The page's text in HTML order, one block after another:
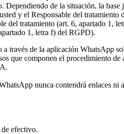
de la situación, la
y el Responsable del
del tratamiento (art. 6, apartado 1,
1, letra f) del RGPD).
través de la aplicación WhatsApp
que componen el procedimiento de
nunca contendrá enlaces ni
efectivo.